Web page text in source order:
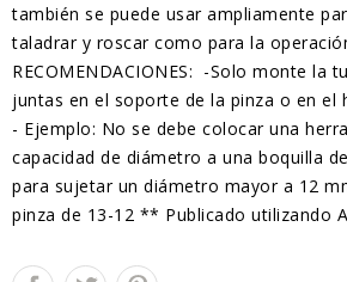
también se puede usar ampliamente
taladrar y roscar como para la
RECOMENDACIONES: -Solo monte la
juntas en el soporte de la pinza o en el
- Ejemplo: No se debe colocar una
capacidad de diámetro a una boquilla
para sujetar un diámetro mayor a 12
pinza de 13-12 ** Publicado utilizando